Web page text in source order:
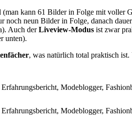
kann 61 Bilder in Folge mit voller
neun Bilder in Folge, danach
Auch derLiveview-Modus ist zwar
unten).
, was natürlich total praktisch